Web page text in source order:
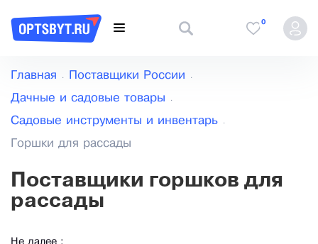
0
Главная Поставщики России
Дачные и садовые товары
Садовые инструменты и инвентарь
Горшки для рассады
Поставщики горшков для
рассады